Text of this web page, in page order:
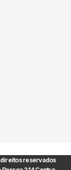
reservados